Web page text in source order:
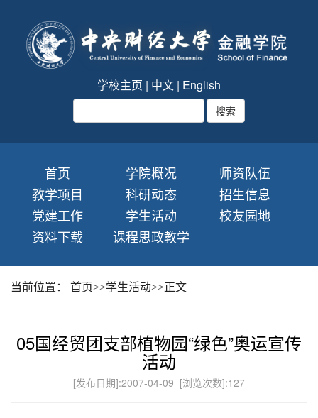
学校主页 | 中文 | English
首页 学院概况
师资队伍
教学项目
科研动态
招生信息
党建工作
学生活动
校友园地
资料下载
课程思政教学
当前位置： 首页>>学生活动>>正文
05国经贸团支部植物园“绿色”奥运宣传
活动
[发布日期]:2007-04-09 [浏览次数]:127